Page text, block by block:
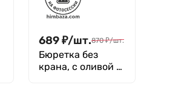
689₽/шт.870 ₽/шт.
Бюретка без
крана, с оливой 1-